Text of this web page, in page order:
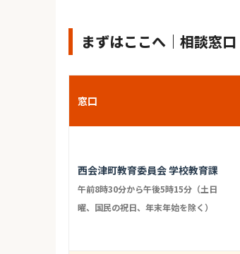
まずはここへ｜相談窓口
窓口
西会津町教育委員会 学校教育課
午前8時30分から午後5時15分（土日
曜、国民の祝日、年末年始を除く）